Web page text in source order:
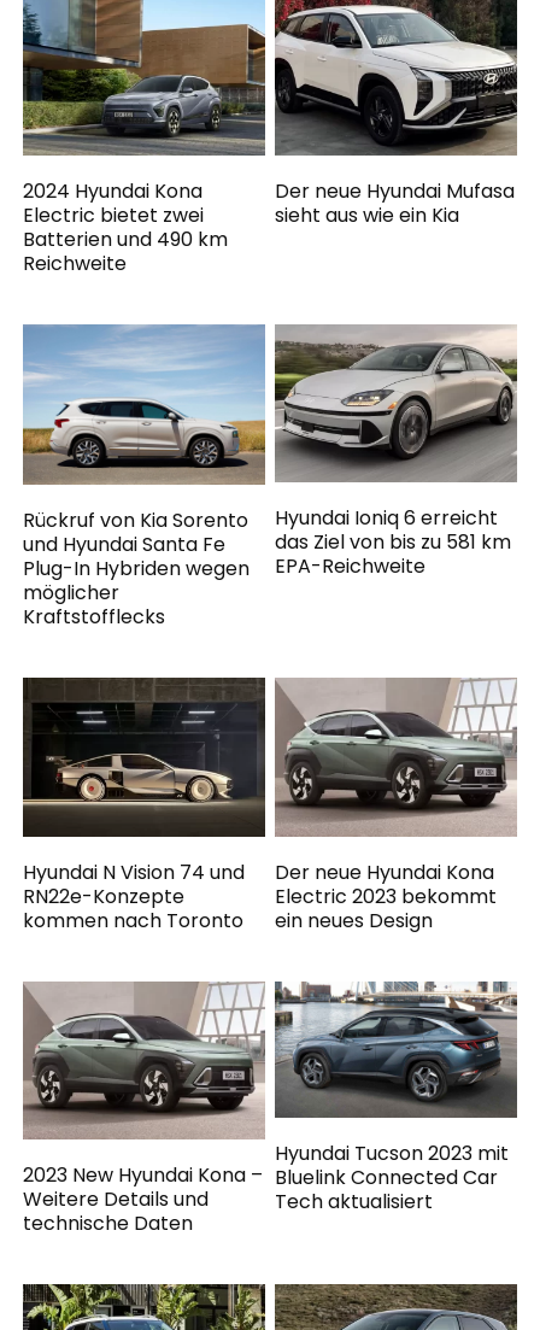
2024 Hyundai Kona
Electric bietet zwei
Batterien und 490 km
Reichweite
Der neue Hyundai Mufasa
sieht aus wie ein Kia
Rückruf von Kia Sorento
und Hyundai Santa Fe
Plug-In Hybriden wegen
möglicher
Kraftstofflecks
Hyundai Ioniq 6 erreicht
das Ziel von bis zu 581 km
EPA-Reichweite
Hyundai N Vision 74 und
RN22e-Konzepte
kommen nach Toronto
Der neue Hyundai Kona
Electric 2023 bekommt
ein neues Design
2023 New Hyundai Kona –
Weitere Details und
technische Daten
Hyundai Tucson 2023 mit
Bluelink Connected Car
Tech aktualisiert